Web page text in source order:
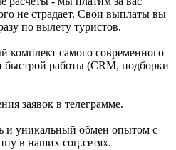
не страдает. Свои выплаты вы
по вылету туристов.
самого современного
быстрой работы (CRM, подборки
заявок в телеграмме.
и уникальный обмен опытом с
в наших соц.сетях.